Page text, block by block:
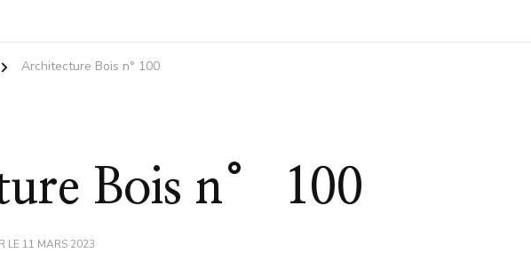
Architecture Bois n° 100
Bois n° 100
LE 11 MARS 2023